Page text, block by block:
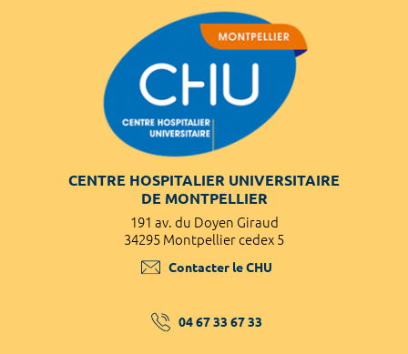
CENTRE HOSPITALIER UNIVERSITAIRE
DE MONTPELLIER
191 av. du Doyen Giraud
34295 Montpellier cedex 5
Contacter le CHU
04 67 33 67 33